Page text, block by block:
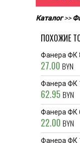
Каталог>>
ПОХОЖИЕ
Фанера ФК
27.00 BYN
Фанера ФК
62.95 BYN
Фанера ФК
22.00 BYN
Фанера ФК